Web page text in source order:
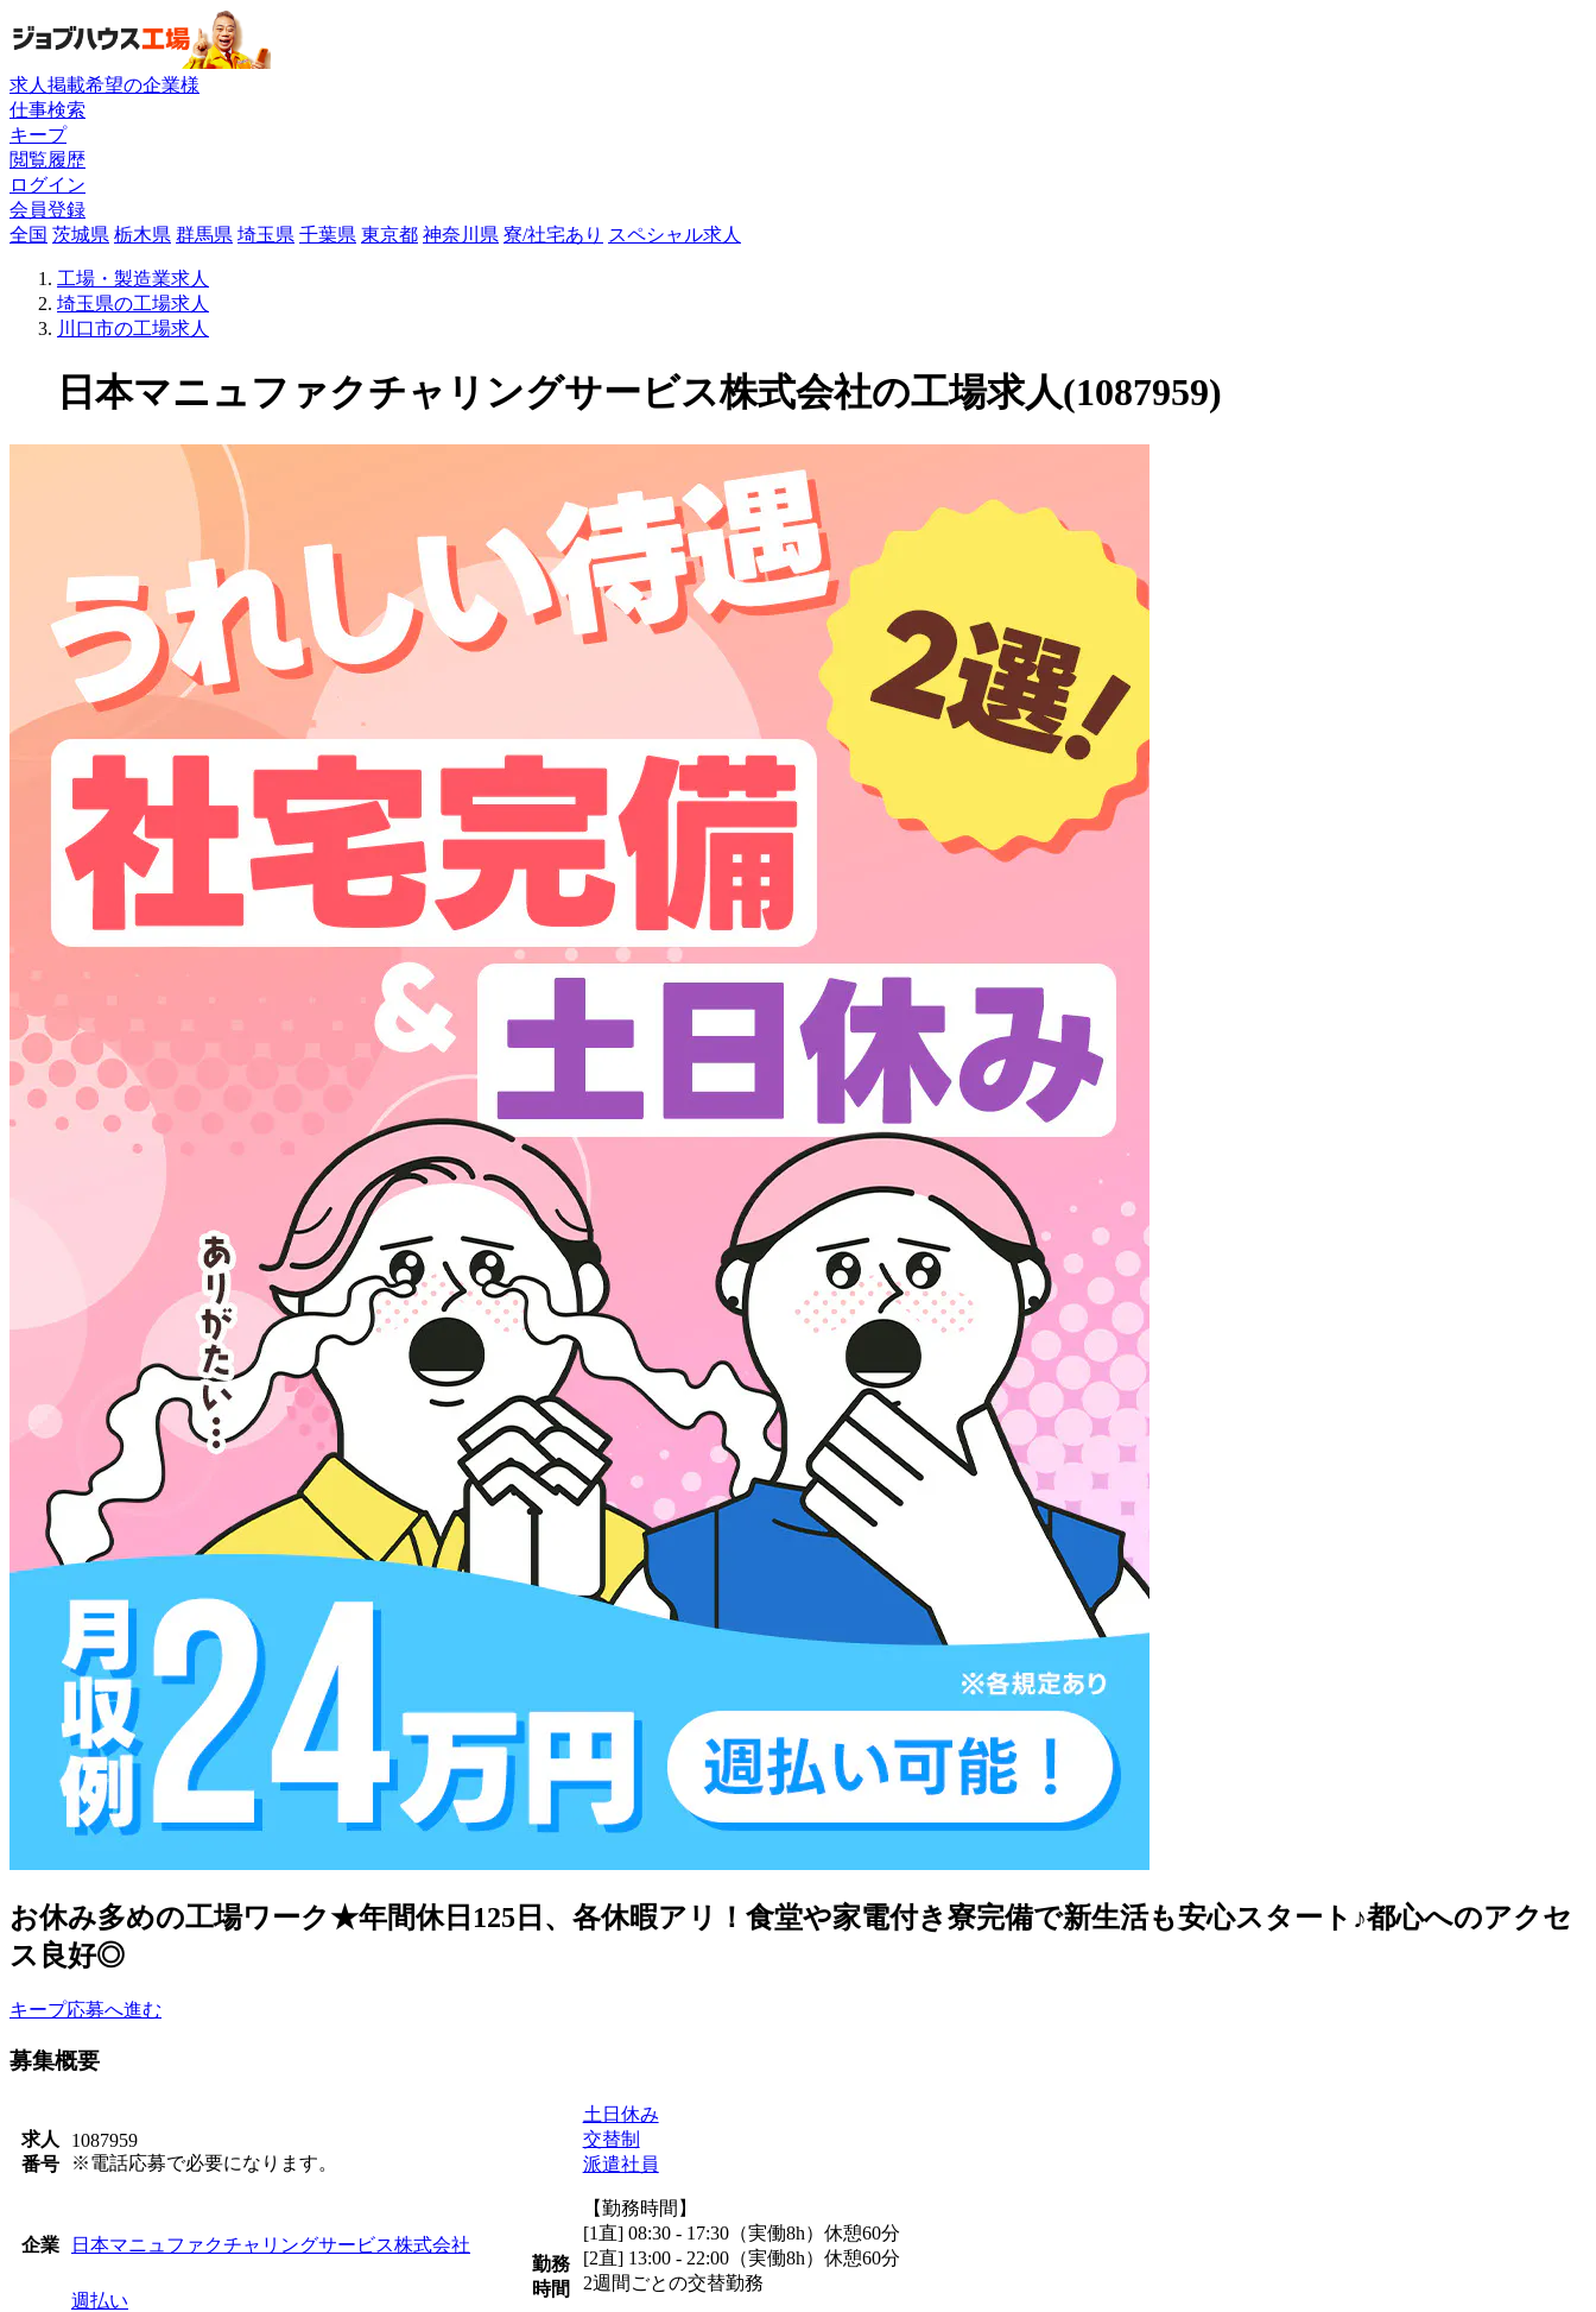
求人掲載希望の企業様
仕事検索
キープ
閲覧履歴
ログイン
会員登録
全国 茨城県 栃木県 群馬県 埼玉県 千葉県 東京都 神奈川県 寮/社宅あり スペシャル求人
工場・製造業求人
埼玉県の工場求人
川口市の工場求人
日本マニュファクチャリングサービス株式会社の工場求人(1087959)
お休み多めの工場ワーク★年間休日125日、各休暇アリ！食堂や家電付き寮完備で新生活も安心スタート♪都心へのアクセ
ス良好◎
キープ応募へ進む
募集概要
求人
番号
1087959
※電話応募で必要になります。
企業 日本マニュファクチャリングサービス株式会社
週払い
勤務
時間
土日休み
交替制
派遣社員
【勤務時間】
[1直] 08:30 - 17:30（実働8h）休憩60分
[2直] 13:00 - 22:00（実働8h）休憩60分
2週間ごとの交替勤務